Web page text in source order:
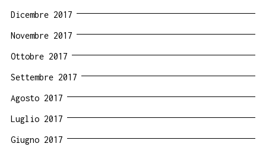
Dicembre 2017
Novembre 2017
Ottobre 2017
Settembre 2017
Agosto 2017
Luglio 2017
Giugno 2017